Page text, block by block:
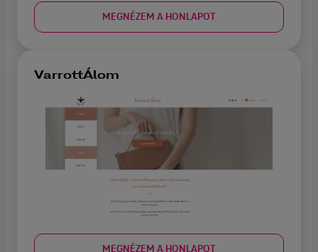
MEGNÉZEM A HONLAPOT
VarrottÁlom
MEGNÉZEM A HONLAPOT